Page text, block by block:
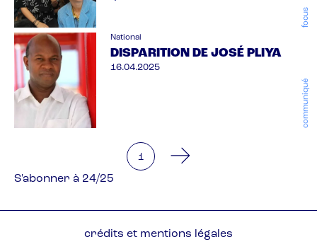
focus
National
DISPARITION DE JOSÉ PLIYA
16.04.2025
communiqué
Pagination
You're on page
1
S'abonner à 24/25
crédits et mentions légales